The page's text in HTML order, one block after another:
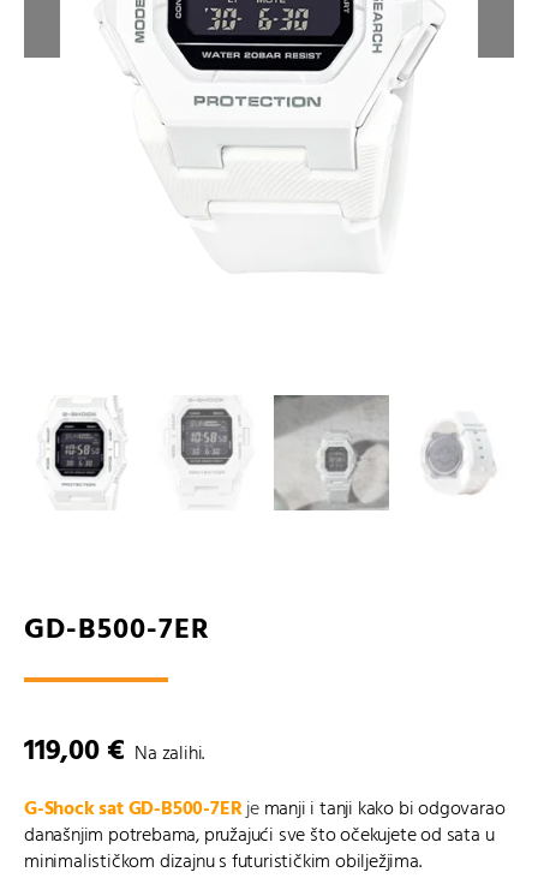
GD-B500-7ER
119,00€ Na zalihi.
G-Shock sat GD-B500-7ERjemanji i tanji kako bi odgovarao
današnjim potrebama, pružajući sve što očekujete od sata u
minimalističkom dizajnu s futurističkim obilježjima.